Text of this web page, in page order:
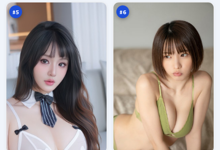
#5 #6
雷
96